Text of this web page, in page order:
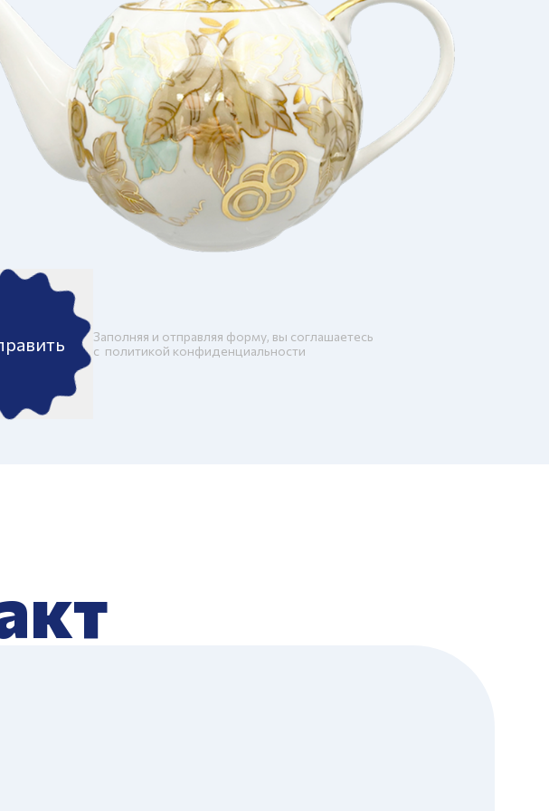
Заполняя и отправляя форму, вы соглашаетесь
c политикой конфиденциальности